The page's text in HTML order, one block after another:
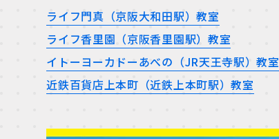
ライフ門真（京阪大和田駅）教室
ライフ香里園（京阪香里園駅）教室
イトーヨーカドーあべの（JR天王寺駅）教室
近鉄百貨店上本町（近鉄上本町駅）教室